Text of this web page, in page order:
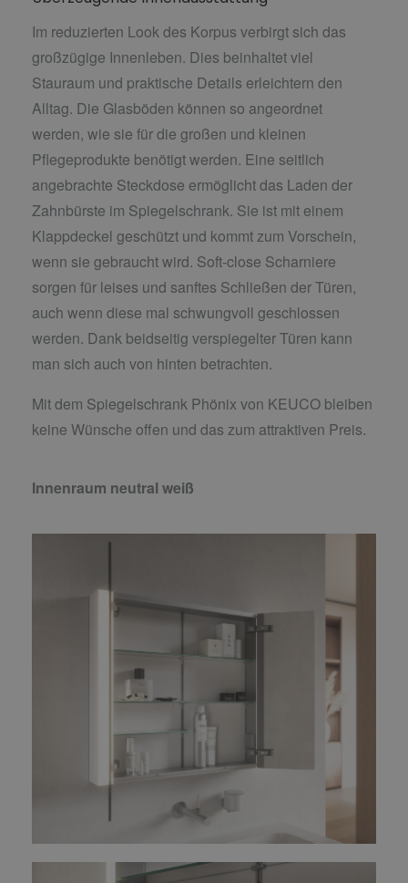
Im reduzierten Look des Korpus verbirgt sich das
großzügige Innenleben. Dies beinhaltet viel
Stauraum und praktische Details erleichtern den
Alltag. Die Glasböden können so angeordnet
werden, wie sie für die großen und kleinen
Pflegeprodukte benötigt werden. Eine seitlich
angebrachte Steckdose ermöglicht das Laden der
Zahnbürste im Spiegelschrank. Sie ist mit einem
Klappdeckel geschützt und kommt zum Vorschein,
wenn sie gebraucht wird. Soft-close Scharniere
sorgen für leises und sanftes Schließen der Türen,
auch wenn diese mal schwungvoll geschlossen
werden. Dank beidseitig verspiegelter Türen kann
man sich auch von hinten betrachten.
Mit dem Spiegelschrank Phönix von KEUCO bleiben
keine Wünsche offen und das zum attraktiven Preis.
Innenraum neutral weiß